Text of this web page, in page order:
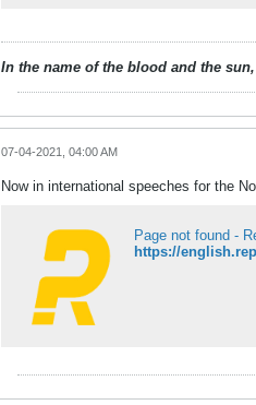
In the name of the blood and the
07-04-2021, 04:00 AM
Now in international speeches for the
Page not found -